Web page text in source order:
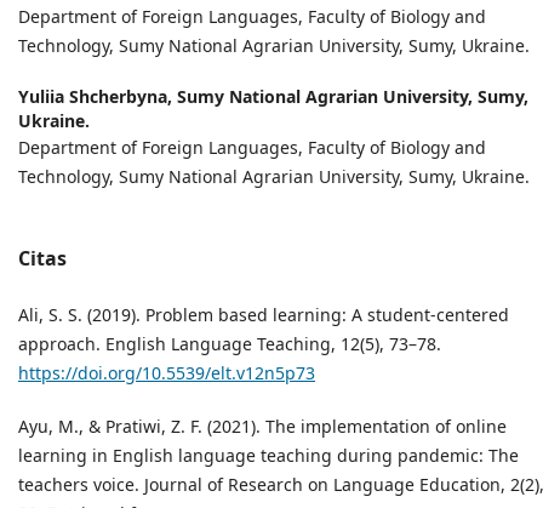
Department of Foreign Languages, Faculty of Biology and
Technology, Sumy National Agrarian University, Sumy, Ukraine.
Yuliia Shcherbyna, Sumy National Agrarian University, Sumy,
Ukraine.
Department of Foreign Languages, Faculty of Biology and
Technology, Sumy National Agrarian University, Sumy, Ukraine.
Citas
Ali, S. S. (2019). Problem based learning: A student-centered
approach. English Language Teaching, 12(5), 73–78.
https://doi.org/10.5539/elt.v12n5p73
Ayu, M., & Pratiwi, Z. F. (2021). The implementation of online
learning in English language teaching during pandemic: The
teachers voice. Journal of Research on Language Education,